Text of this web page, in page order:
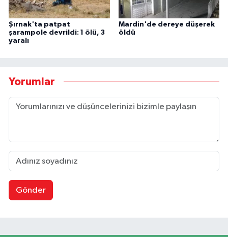
Şırnak'ta patpat
şarampole devrildi: 1 ölü, 3
yaralı
Mardin'de dereye düşerek
öldü
Yorumlar
Gönder